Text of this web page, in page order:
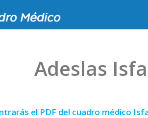
Adeslas
el PDF del cuadro médico